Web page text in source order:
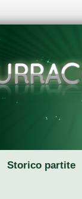
Storico partite